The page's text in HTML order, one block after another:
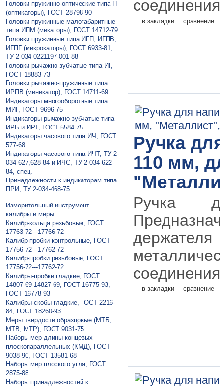
Головки пружинно-оптические типа П
(оптикаторы), ГОСТ 28798-90
Головки пружинные малогабаритные
типа ИПМ (микаторы), ГОСТ 14712-79
Головки пружинные типа ИГП, ИГПВ,
ИГПГ (микрокаторы), ГОСТ 6933-81,
ТУ 2-034-0221197-001-88
Головки рычажно-зубчатые типа ИГ,
ГОСТ 18883-73
Головки рычажно-пружинные типа
ИРПВ (миникатор), ГОСТ 14711-69
Индикаторы многооборотные типа
МИГ, ГОСТ 9696-75
Индикаторы рычажно-зубчатые типа
ИРБ и ИРТ, ГОСТ 5584-75
Индикаторы часового типа ИЧ, ГОСТ
577-68
Индикаторы часового типа ИЧТ, ТУ 2-
034-627,628-84 и ИЧС, ТУ 2-034-622-
84, спец.
Принадлежности к индикаторам типа
ПРИ, ТУ 2-034-468-75
Измерительный инструмент -
калибры и меры
Калибр-кольца резьбовые, ГОСТ
17763-72---17766-72
Калибр-пробки контрольные, ГОСТ
17756-72---17762-72
Калибр-пробки резьбовые, ГОСТ
17756-72---17762-72
Калибры-пробки гладкие, ГОСТ
14807-69-14827-69, ГОСТ 16775-93,
ГОСТ 16778-93
Калибры-скобы гладкие, ГОСТ 2216-
84, ГОСТ 18260-93
Меры твердости образцовые (МТБ,
МТВ, МТР), ГОСТ 9031-75
Наборы мер длины концевых
плоскопараллельных (КМД), ГОСТ
9038-90, ГОСТ 13581-68
Наборы мер плоского угла, ГОСТ
2875-88
Наборы принадлежностей к
в закладки сравнение
Ручка
110 мм,
Ручка
в закладки сравнение